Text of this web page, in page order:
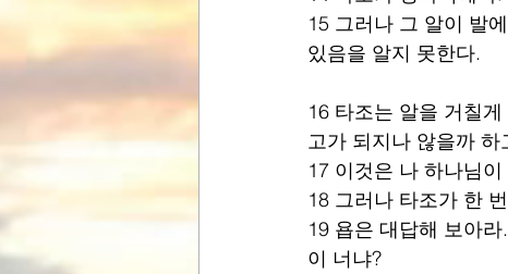
15 그러나 그 알이 발
있음을 알지 못한다.
16 타조는 알을 거칠
고가 되지나 않을까
17 이것은 나 하나님
18 그러나 타조가 한
19 욥은 대답해 보아
이 너냐?